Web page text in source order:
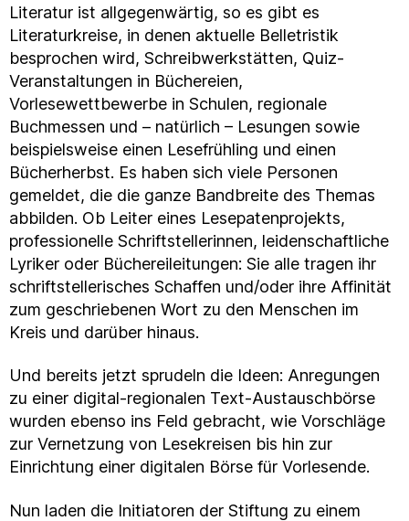
Literatur ist allgegenwärtig, so es gibt es
Literaturkreise, in denen aktuelle Belletristik
besprochen wird, Schreibwerkstätten, Quiz-
Veranstaltungen in Büchereien,
Vorlesewettbewerbe in Schulen, regionale
Buchmessen und – natürlich – Lesungen sowie
beispielsweise einen Lesefrühling und einen
Bücherherbst. Es haben sich viele Personen
gemeldet, die die ganze Bandbreite des Themas
abbilden. Ob Leiter eines Lesepatenprojekts,
professionelle Schriftstellerinnen, leidenschaftliche
Lyriker oder Büchereileitungen: Sie alle tragen ihr
schriftstellerisches Schaffen und/oder ihre Affinität
zum geschriebenen Wort zu den Menschen im
Kreis und darüber hinaus.
Und bereits jetzt sprudeln die Ideen: Anregungen
zu einer digital-regionalen Text-Austauschbörse
wurden ebenso ins Feld gebracht, wie Vorschläge
zur Vernetzung von Lesekreisen bis hin zur
Einrichtung einer digitalen Börse für Vorlesende.
Nun laden die Initiatoren der Stiftung zu einem